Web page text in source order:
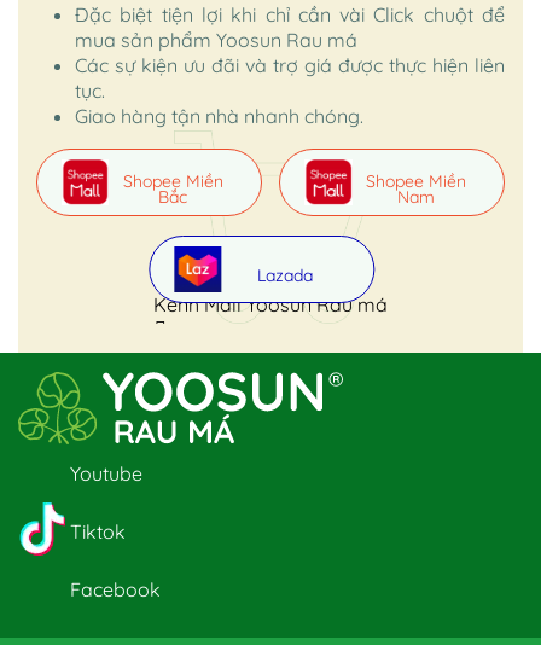
Đặc biệt tiện lợi khi chỉ cần vài Click chuột để
mua sản phẩm Yoosun Rau má
Các sự kiện ưu đãi và trợ giá được thực hiện liên
tục.
Giao hàng tận nhà nhanh chóng.
Kênh Mall Yoosun Rau má
Shopee Miền
Bắc
Shopee Miền
Nam
Lazada
Youtube
Tiktok
Facebook